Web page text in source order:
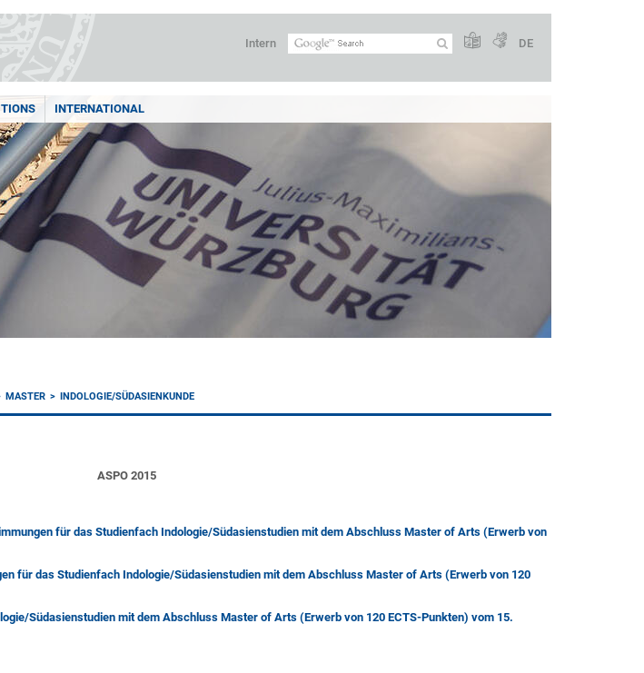
Intern DE
INTERNATIONAL
MASTER INDOLOGIE/SÜDASIENKUNDE
ASPO 2015
für das Studienfach Indologie/Südasienstudien mit dem Abschluss Master of Arts (Erwerb von
für das Studienfach Indologie/Südasienstudien mit dem Abschluss Master of Arts (Erwerb von 120
Südasienstudien mit dem Abschluss Master of Arts (Erwerb von 120 ECTS-Punkten) vom 15.